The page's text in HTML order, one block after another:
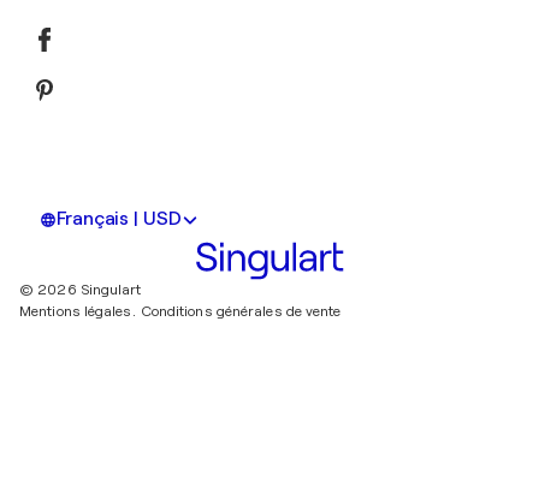
Français | USD
© 2026 Singulart
Mentions légales. Conditions générales de vente